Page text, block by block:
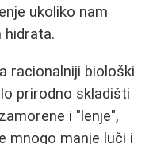
ukoliko nam
hidrata.
racionalniji biološki
prirodno skladišti
i "lenje",
mnogo manje luči i